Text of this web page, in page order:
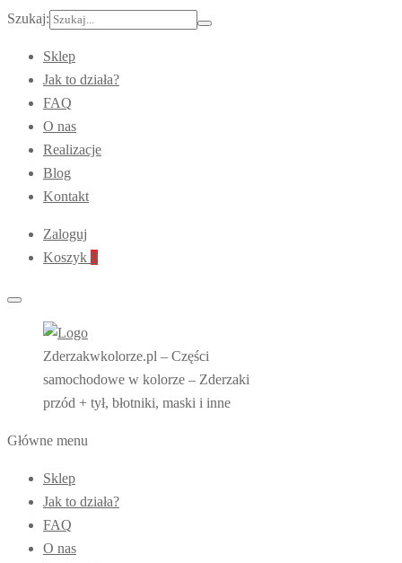
Szukaj:
Sklep
Jak to działa?
FAQ
O nas
Realizacje
Blog
Kontakt
Zaloguj
Koszyk 0
Zderzakwkolorze.pl – Części
samochodowe w kolorze – Zderzaki
przód + tył, błotniki, maski i inne
Główne menu
Sklep
Jak to działa?
FAQ
O nas